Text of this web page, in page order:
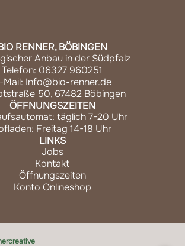
RENNER, BÖBINGEN
Anbau in der Südpfalz
Telefon: 06327 960251
Mail: Info@bio-renner.de
50, 67482 Böbingen
ÖFFNUNGSZEITEN
täglich 7-20 Uhr
Freitag 14-18 Uhr
LINKS
Jobs
Kontakt
Öffnungszeiten
Konto Onlineshop